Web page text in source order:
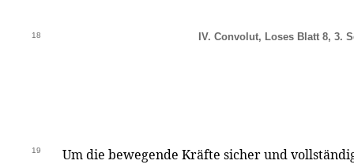
18 IV. Convolut, Loses Blatt 8, 3.
19 Um die bewegende Kräfte sicher und